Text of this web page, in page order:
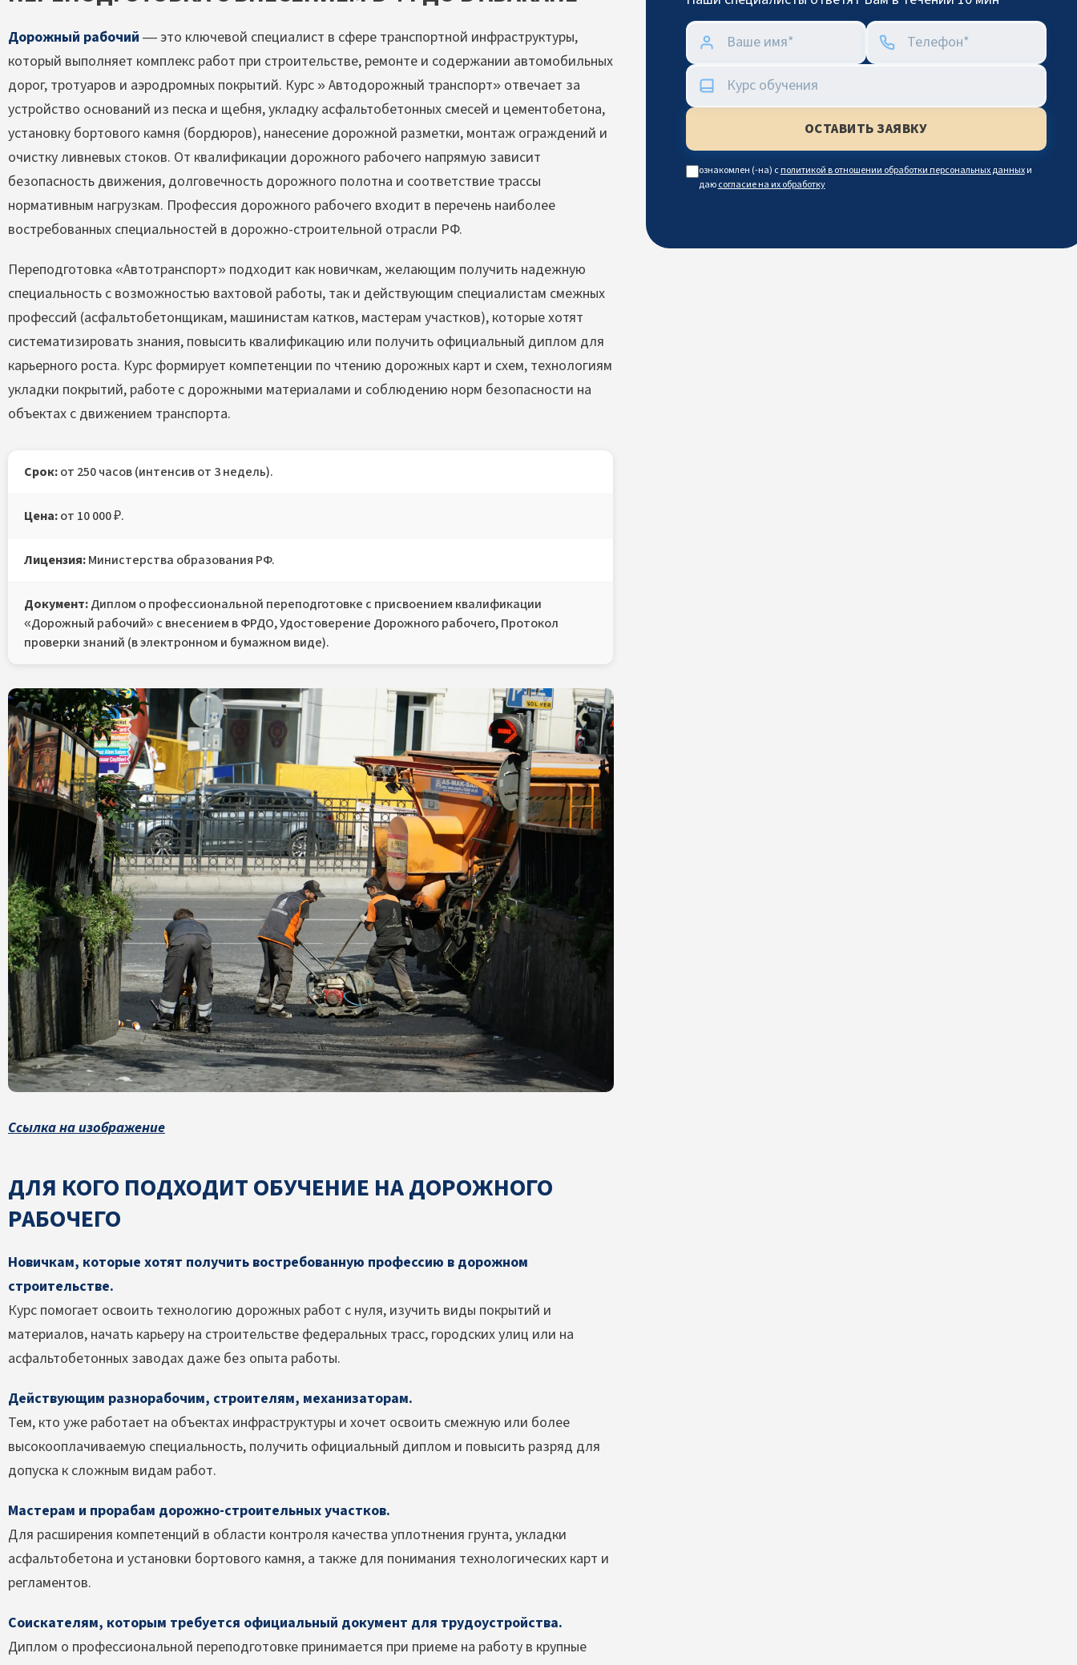
Дорожный рабочий — это ключевой специалист в сфере транспортной инфраструктуры,
который выполняет комплекс работ при строительстве, ремонте и содержании автомобильных
дорог, тротуаров и аэродромных покрытий. Курс » Автодорожный транспорт» отвечает за
устройство оснований из песка и щебня, укладку асфальтобетонных смесей и цементобетона,
установку бортового камня (бордюров), нанесение дорожной разметки, монтаж ограждений и
очистку ливневых стоков. От квалификации дорожного рабочего напрямую зависит
безопасность движения, долговечность дорожного полотна и соответствие трассы
нормативным нагрузкам. Профессия дорожного рабочего входит в перечень наиболее
востребованных специальностей в дорожно-строительной отрасли РФ.
Переподготовка «Автотранспорт» подходит как новичкам, желающим получить надежную
специальность с возможностью вахтовой работы, так и действующим специалистам смежных
профессий (асфальтобетонщикам, машинистам катков, мастерам участков), которые хотят
систематизировать знания, повысить квалификацию или получить официальный диплом для
карьерного роста. Курс формирует компетенции по чтению дорожных карт и схем, технологиям
укладки покрытий, работе с дорожными материалами и соблюдению норм безопасности на
объектах с движением транспорта.
Срок:от 250 часов (интенсив от 3 недель).
Цена:от 10 000 ₽.
Лицензия:Министерства образования РФ.
Документ:Диплом о профессиональной переподготовке с присвоением квалификации
«Дорожный рабочий» с внесением в ФРДО, Удостоверение Дорожного рабочего, Протокол
проверки знаний (в электронном и бумажном виде).
Ссылка на изображение
ДЛЯ КОГО ПОДХОДИТ ОБУЧЕНИЕ НА ДОРОЖНОГО
РАБОЧЕГО
Новичкам, которые хотят получить востребованную профессию в дорожном
строительстве.
Курс помогает освоить технологию дорожных работ с нуля, изучить виды покрытий и
материалов, начать карьеру на строительстве федеральных трасс, городских улиц или на
асфальтобетонных заводах даже без опыта работы.
Действующим разнорабочим, строителям, механизаторам.
Тем, кто уже работает на объектах инфраструктуры и хочет освоить смежную или более
высокооплачиваемую специальность, получить официальный диплом и повысить разряд для
допуска к сложным видам работ.
Мастерам и прорабам дорожно-строительных участков.
Для расширения компетенций в области контроля качества уплотнения грунта, укладки
асфальтобетона и установки бортового камня, а также для понимания технологических карт и
регламентов.
Соискателям, которым требуется официальный документ для трудоустройства.
Диплом о профессиональной переподготовке принимается при приеме на работу в крупные
ознакомлен (-на) сполитикой в отношении обработки персональных данныхи
даюсогласие на их обработку